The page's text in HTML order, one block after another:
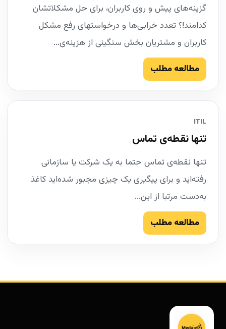
گزینه‌های پیش و روی کاربران، برای حل مشکلاتشان
کدامند!؟ تعدد خرابی‌ها و درخواستهای رفع مشکل
کاربران و مشتریان بخش سنگینی از هزینه‌ی...
مطالعه مطلب
ITIL
تنها نقطه‌ی تماس
تنها نقطه‌ی تماس حتما به یک شرکت یا سازمانی
رفته‌اید و برای پیگیری یک چیزی مجبور شده‌اید کاغذ
به‌دست مرتبا از این...
مطالعه مطلب